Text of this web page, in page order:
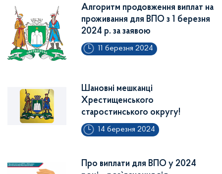
Алгоритм продовження виплат на
проживання для ВПО з 1 березня
2024 р. за заявою
11 березня 2024
Шановні мешканці
Хрестищенського
старостинського округу!
14 березня 2024
Про виплати для ВПО у 2024